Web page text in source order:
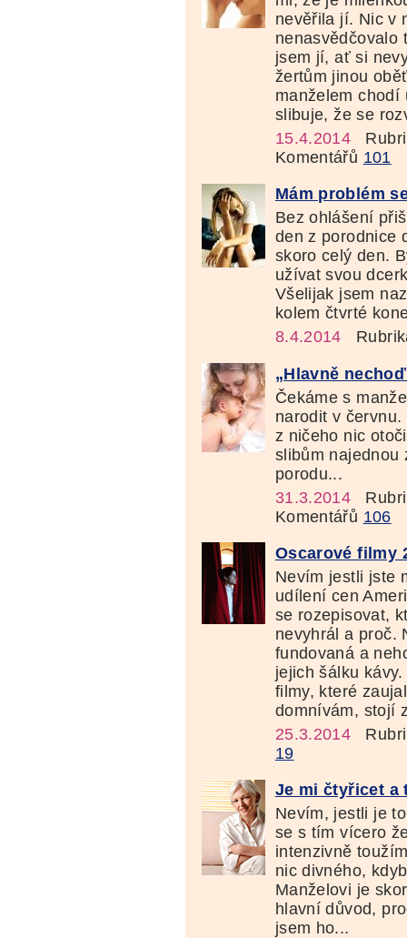
nevěřila jí. Nic v
nenasvědčovalo
jsem jí, ať si
žertům jinou
manželem chodí
slibuje, že se
15.4.2014
Komentářů 101
Mám problém
Bez ohlášení
den z porodnice
skoro celý den.
užívat svou
Všelijak jsem
kolem čtvrté
8.4.2014
„Hlavně
Čekáme s
narodit v
z ničeho nic
slibům najednou
porodu...
31.3.2014
Komentářů 106
Oscarové filmy
Nevím jestli jste
udílení cen
se rozepisovat,
nevyhrál a proč.
fundovaná a
jejich šálku
filmy, které
domnívám, stojí
25.3.2014
19
Je mi čtyřicet a
Nevím, jestli je
se s tím vícero
intenzivně
nic divného,
Manželovi je
hlavní důvod,
jsem ho...